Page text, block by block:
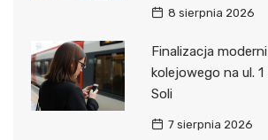
8 sierpnia 2026
Finalizacja
kolejowego na ul.
Soli
7 sierpnia 2026